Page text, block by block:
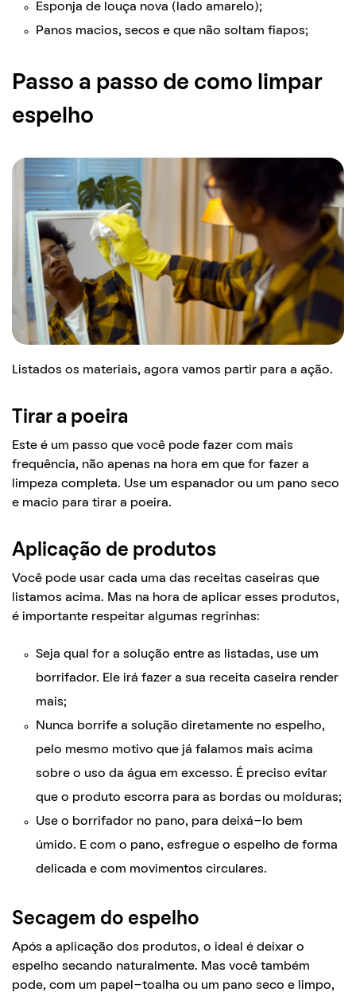
Esponja de louça nova (lado amarelo);
Panos macios, secos e que não soltam fiapos;
Passo a passo de como limpar
espelho
Listados os materiais, agora vamos partir para a ação.
Tirar a poeira
Este é um passo que você pode fazer com mais
frequência, não apenas na hora em que for fazer a
limpeza completa. Use um espanador ou um pano seco
e macio para tirar a poeira.
Aplicação de produtos
Você pode usar cada uma das receitas caseiras que
listamos acima. Mas na hora de aplicar esses produtos,
é importante respeitar algumas regrinhas:
Seja qual for a solução entre as listadas, use um
borrifador. Ele irá fazer a sua receita caseira render
mais;
Nunca borrife a solução diretamente no espelho,
pelo mesmo motivo que já falamos mais acima
sobre o uso da água em excesso. É preciso evitar
que o produto escorra para as bordas ou molduras;
Use o borrifador no pano, para deixá-lo bem
úmido. E com o pano, esfregue o espelho de forma
delicada e com movimentos circulares.
Secagem do espelho
Após a aplicação dos produtos, o ideal é deixar o
espelho secando naturalmente. Mas você também
pode, com um papel-toalha ou um pano seco e limpo,